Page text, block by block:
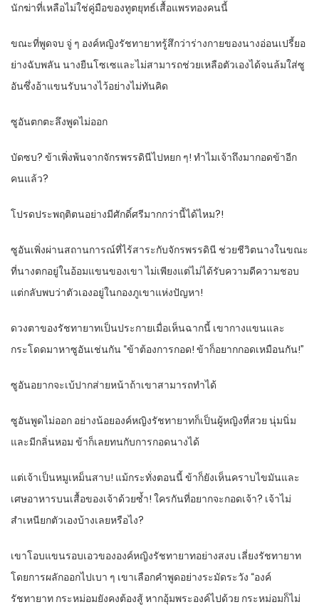
นักฆ่าที่เหลือไม่ใช่คู่มือของทูตยุทธ์เสื้อแพรทองคนนี้
ขณะที่พูดจบ จู่ ๆ องค์หญิงรัชทายาทรู้สึกว่าร่างกายของนางอ่อนเปรี้ยอ
ย่างฉับพลัน นางยืนโซเซและไม่สามารถช่วยเหลือตัวเองได้จนล้มใส่ซู
อันซึ่งอ้าแขนรับนางไว้อย่างไม่ทันคิด
ซูอันตกตะลึงพูดไม่ออก
บัดซบ? ข้าเพิ่งพ้นจากจักรพรรดินีไปหยก ๆ! ทำไมเจ้าถึงมากอดข้าอีก
คนแล้ว?
โปรดประพฤติตนอย่างมีศักดิ์ศรีมากกว่านี้ได้ไหม?!
ซูอันเพิ่งผ่านสถานการณ์ที่ไร้สาระกับจักรพรรดินี ช่วยชีวิตนางในขณะ
ที่นางตกอยู่ในอ้อมแขนของเขา ไม่เพียงแต่ไม่ได้รับความดีความชอบ
แต่กลับพบว่าตัวเองอยู่ในกองภูเขาแห่งปัญหา!
ดวงตาของรัชทายาทเป็นประกายเมื่อเห็นฉากนี้ เขากางแขนและ
กระโดดมาหาซูอันเช่นกัน “ข้าต้องการกอด! ข้าก็อยากกอดเหมือนกัน!”
ซูอันอยากจะเบ้ปากส่ายหน้าถ้าเขาสามารถทำได้
ซูอันพูดไม่ออก อย่างน้อยองค์หญิงรัชทายาทก็เป็นผู้หญิงที่สวย นุ่มนิ่ม
และมีกลิ่นหอม ข้าก็เลยทนกับการกอดนางได้
แต่เจ้าเป็นหมูเหม็นสาบ! แม้กระทั่งตอนนี้ ข้าก็ยังเห็นคราบไขมันและ
เศษอาหารบนเสื้อของเจ้าด้วยซ้ำ! ใครกันที่อยากจะกอดเจ้า? เจ้าไม่
สำเหนียกตัวเองบ้างเลยหรือไง?
เขาโอบแขนรอบเอวขององค์หญิงรัชทายาทอย่างสงบ เลี่ยงรัชทายาท
โดยการผลักออกไปเบา ๆ เขาเลือกคำพูดอย่างระมัดระวัง “องค์
รัชทายาท กระหม่อมยังคงต้องสู้ หากอุ้มพระองค์ไปด้วย กระหม่อมก็ไม่